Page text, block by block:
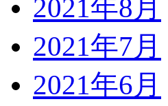
2021年8月
2021年7月
2021年6月